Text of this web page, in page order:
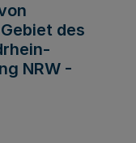
des
NRW -